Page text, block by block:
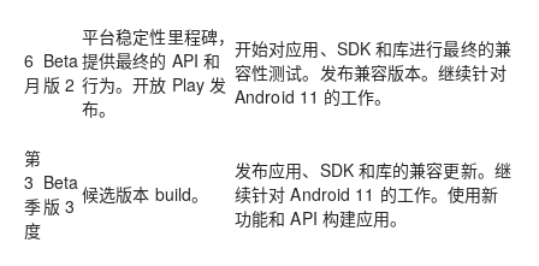
6
月
Beta
版 2
平台稳定性里程碑，
提供最终的 API 和
行为。开放 Play 发
布。
开始对应用、SDK 和库进行最终的兼
容性测试。发布兼容版本。继续针对
Android 11 的工作。
第
3
季
度
Beta
版 3 候选版本 build。
发布应用、SDK 和库的兼容更新。继
续针对 Android 11 的工作。使用新
功能和 API 构建应用。